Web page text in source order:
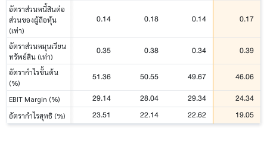
อัตราส่วนหนี้สินต่อ
ส่วนของผู้ถือหุ้น
(เท่า)
0.14 0.18 0.14 0.17
อัตราส่วนหมุนเวียน
ทรัพย์สิน (เท่า)
0.35 0.38 0.34 0.39
อัตรากำไรขั้นต้น
(%)
51.36 50.55 49.67 46.06
EBIT Margin (%) 29.14 28.04 29.34 24.34
อัตรากำไรสุทธิ (%) 23.51 22.14 22.62 19.05